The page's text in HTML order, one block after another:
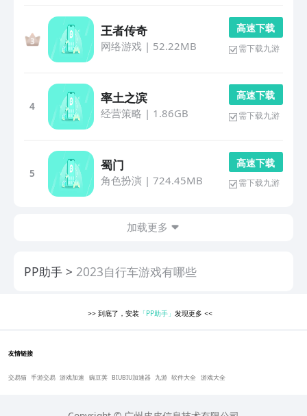
王者传奇
网络游戏| 52.22MB
高 速 下 载
需下载九游
4
率土之滨
经营策略 | 1.86GB
高 速 下 载
需下载九游
5
蜀门
角色扮演 | 724.45MB
高 速 下 载
需下载九游
加载更多
PP助手 2023自行车游戏有哪些
>> 到底了，安装 「PP助手」发现更多<<
友情链接
交易猫 手游交易 游戏加速 豌豆荚 BIUBIU加速器 九游 软件大全 游戏大全